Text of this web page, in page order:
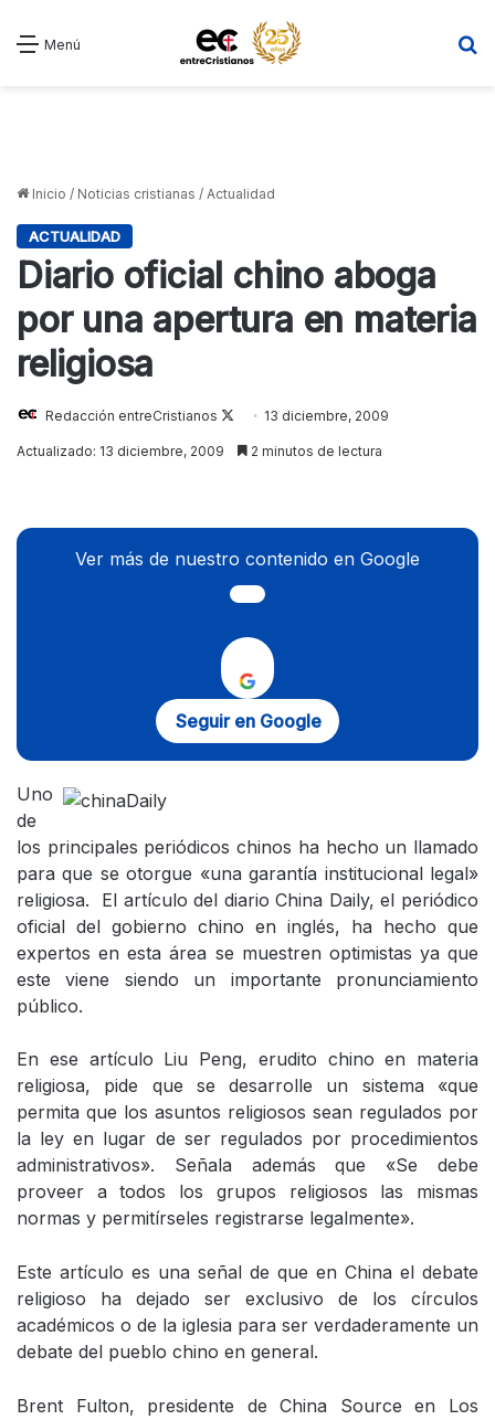
Menú
Inicio / Noticias cristianas / Actualidad
ACTUALIDAD
Diario oficial chino aboga
por una apertura en materia
religiosa
Redacción entreCristianos
Follow
on
13 diciembre, 2009
Actualizado: 13 diciembre, 2009 2 minutos de lectura
Ver más de nuestro contenido en Google
Seguir en Google
Uno
de
los principales periódicos chinos ha hecho un llamado
para que se otorgue «una garantía institucional legal»
religiosa. El artículo del diario China Daily, el periódico
oficial del gobierno chino en inglés, ha hecho que
expertos en esta área se muestren optimistas ya que
este viene siendo un importante pronunciamiento
público.
En ese artículo Liu Peng, erudito chino en materia
religiosa, pide que se desarrolle un sistema «que
permita que los asuntos religiosos sean regulados por
la ley en lugar de ser regulados por procedimientos
administrativos». Señala además que «Se debe
proveer a todos los grupos religiosos las mismas
normas y permitírseles registrarse legalmente».
Este artículo es una señal de que en China el debate
religioso ha dejado ser exclusivo de los círculos
académicos o de la iglesia para ser verdaderamente un
debate del pueblo chino en general.
Brent Fulton, presidente de China Source en Los